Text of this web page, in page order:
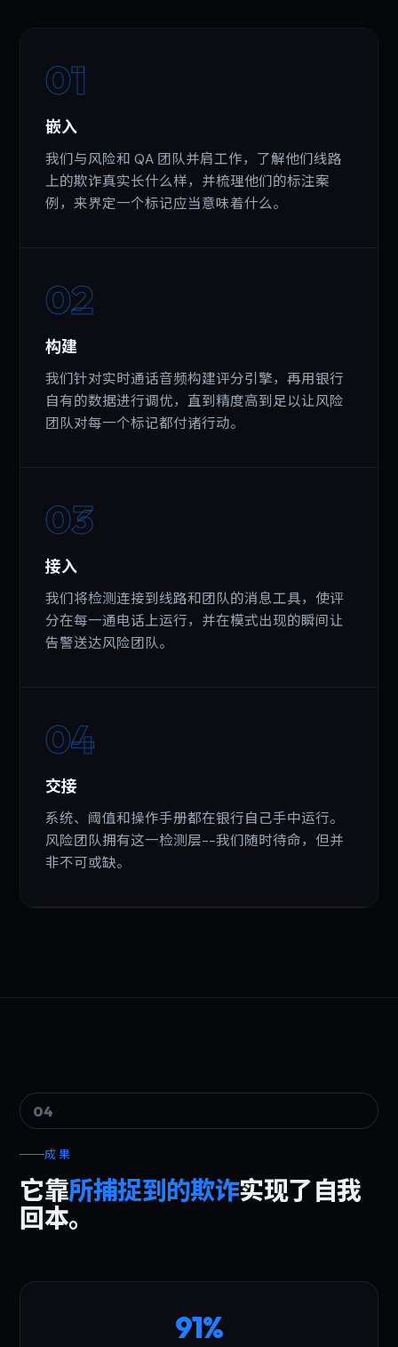
01
嵌入
我们与风险和 QA 团队并肩工作，了解他们线路
上的欺诈真实长什么样，并梳理他们的标注案
例，来界定一个标记应当意味着什么。
02
构建
我们针对实时通话音频构建评分引擎，再用银行
自有的数据进行调优，直到精度高到足以让风险
团队对每一个标记都付诸行动。
03
接入
我们将检测连接到线路和团队的消息工具，使评
分在每一通电话上运行，并在模式出现的瞬间让
告警送达风险团队。
04
交接
系统、阈值和操作手册都在银行自己手中运行。
风险团队拥有这一检测层--我们随时待命，但并
非不可或缺。
04
成果
它靠所捕捉到的欺诈实现了自我
回本。
91%